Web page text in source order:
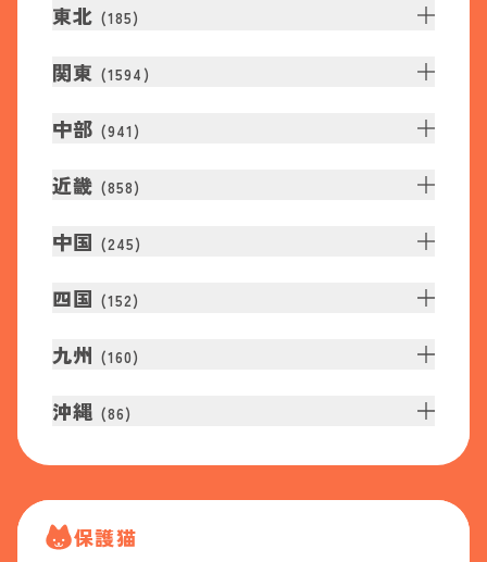
東北 (185)
関東 (1594 )
中部 (941 )
近畿 (858)
中国 (245)
四国 (152)
九州 (160)
沖縄 (86)
保護猫